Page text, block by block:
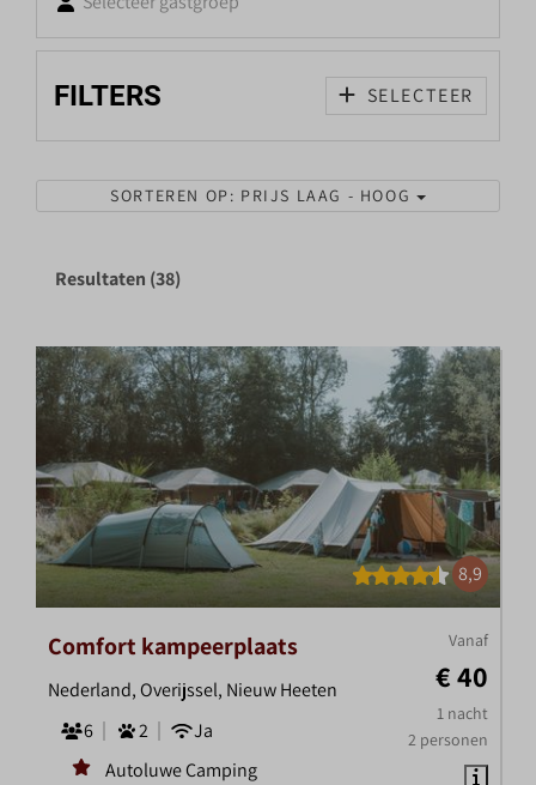
FILTERS SELECTEER
SORTEREN OP: PRIJS LAAG - HOOG
Resultaten (38)
8,9
Vanaf
€ 40
1 nacht
2 personen
Comfort kampeerplaats
Nederland, Overijssel, Nieuw Heeten
6
2
Ja
Autoluwe Camping